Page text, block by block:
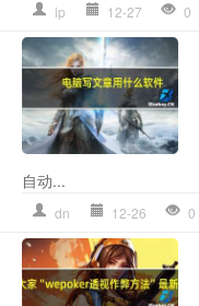
ip 12-27 0
自动...
dn 12-26 0